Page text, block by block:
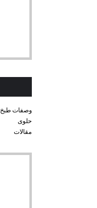
وصفات طبخ
حلوى
مقالات